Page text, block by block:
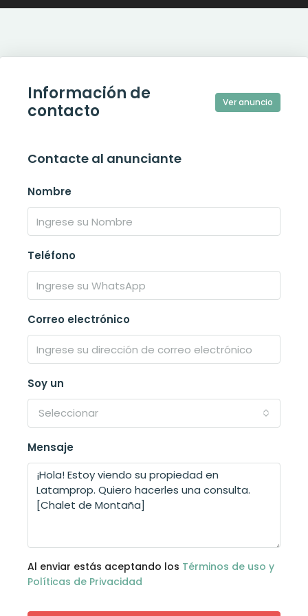
Información de
contacto
Ver anuncio
Contacte al anunciante
Nombre
Teléfono
Correo electrónico
Soy un
Seleccionar
Mensaje
Al enviar estás aceptando los Términos de uso y
Políticas de Privacidad